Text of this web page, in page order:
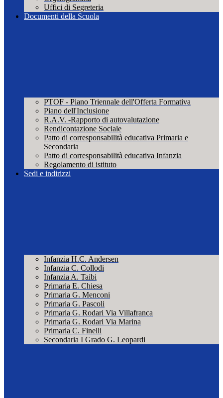
Uffici di Segreteria
Documenti della Scuola
PTOF - Piano Triennale dell'Offerta Formativa
Piano dell'Inclusione
R.A.V. -Rapporto di autovalutazione
Rendicontazione Sociale
Patto di corresponsabilità educativa Primaria e
Secondaria
Patto di corresponsabilità educativa Infanzia
Regolamento di istituto
Sedi e indirizzi
Infanzia H.C. Andersen
Infanzia C. Collodi
Infanzia A. Taibi
Primaria E. Chiesa
Primaria G. Menconi
Primaria G. Pascoli
Primaria G. Rodari Via Villafranca
Primaria G. Rodari Via Marina
Primaria C. Finelli
Secondaria I Grado G. Leopardi